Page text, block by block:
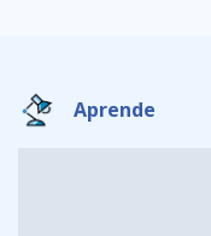
Aprende